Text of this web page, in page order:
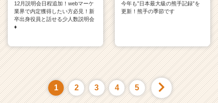
12月説明会日程追加！webマーケ
業界で内定獲得したい方必見！新
卒出身役員と話せる少人数説明会
♦
今年も”日本最大級の熊手記録”を
更新！熊手の季節です
1 2 3 4 5